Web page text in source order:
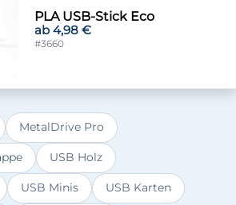
PLA USB-Stick Eco
ab 4,98 €
#3660
MetalDrive Pro
USB Holz
USB Minis USB Karten